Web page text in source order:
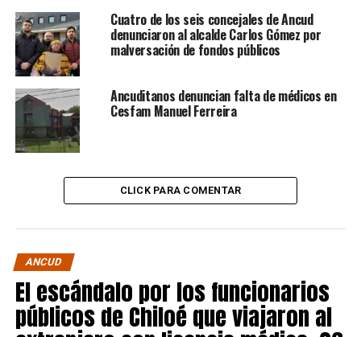
Cuatro de los seis concejales de Ancud
denunciaron al alcalde Carlos Gómez por
malversación de fondos públicos
Ancuditanos denuncian falta de médicos en
Cesfam Manuel Ferreira
CLICK PARA COMENTAR
ANCUD
El escándalo por los funcionarios
públicos de Chiloé que viajaron al